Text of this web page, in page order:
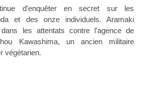
d'enquêter en secret sur les
et des onze individuels. Aramaki
les attentats contre l'agence de
Kawashima, un ancien militaire
végétarien.